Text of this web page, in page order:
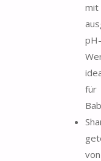
mit
pH-
für
von